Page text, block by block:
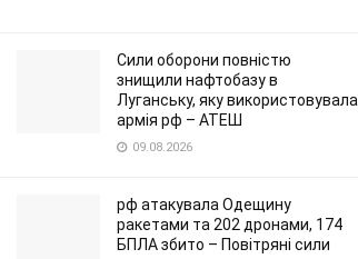
Сили оборони повністю
знищили нафтобазу в
Луганську, яку використовувала
армія рф – АТЕШ
09.08.2026
рф атакувала Одещину
ракетами та 202 дронами, 174
БПЛА збито – Повітряні сили